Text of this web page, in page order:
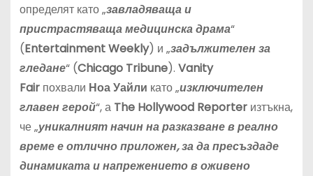
определят като „завладяваща и
пристрастяваща медицинска драма“
(Entertainment Weekly) и „задължителен за
гледане“ (Chicago Tribune). Vanity
Fairпохвали Ноа Уайли като „изключителен
главен герой“, а The Hollywood Reporterизтъкна,
че „уникалният начин на разказване в реално
време е отлично приложен, за да пресъздаде
динамиката и напрежението в оживено